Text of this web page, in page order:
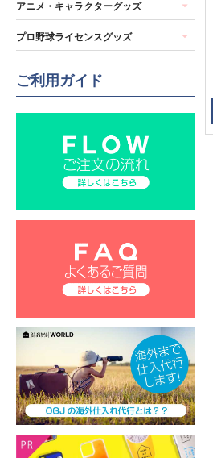
アニメ・キャラクターグッズ
プロ野球ライセンスグッズ
ご利用ガイド